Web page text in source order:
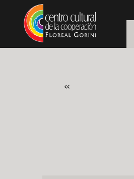
Pasar al contenido principal
Jump to main content
«